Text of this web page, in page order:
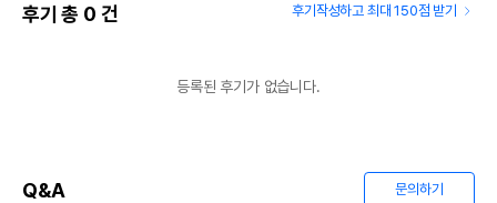
후기 총 0 건 후기작성하고 최대 150점 받기
등록된 후기가 없습니다.
Q&A 문의하기